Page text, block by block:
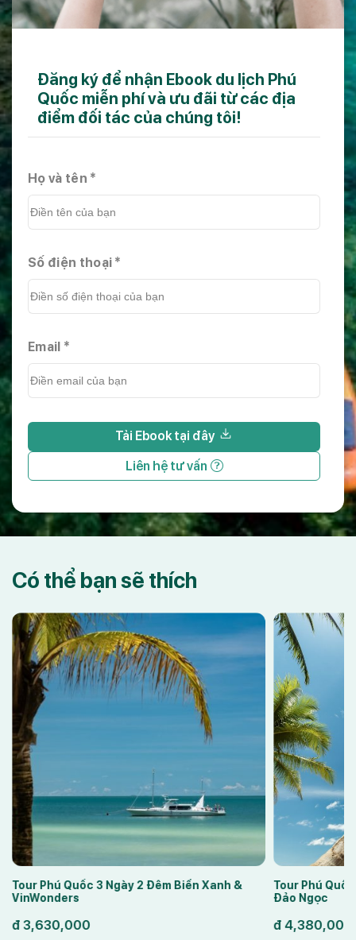
Đăng ký để nhận Ebook du lịch Phú
Quốc miễn phí và ưu đãi từ các địa
điểm đối tác của chúng tôi!
Họ và tên *
Số điện thoại *
Email *
Tải Ebook tại đây
Liên hệ tư vấn
Có thể bạn sẽ thích
Tour Phú Quốc 3 Ngày 2 Đêm Biển Xanh &
VinWonders
đ 3,630,000
Tour Phú
Đảo Ngọc
đ 4,380,000